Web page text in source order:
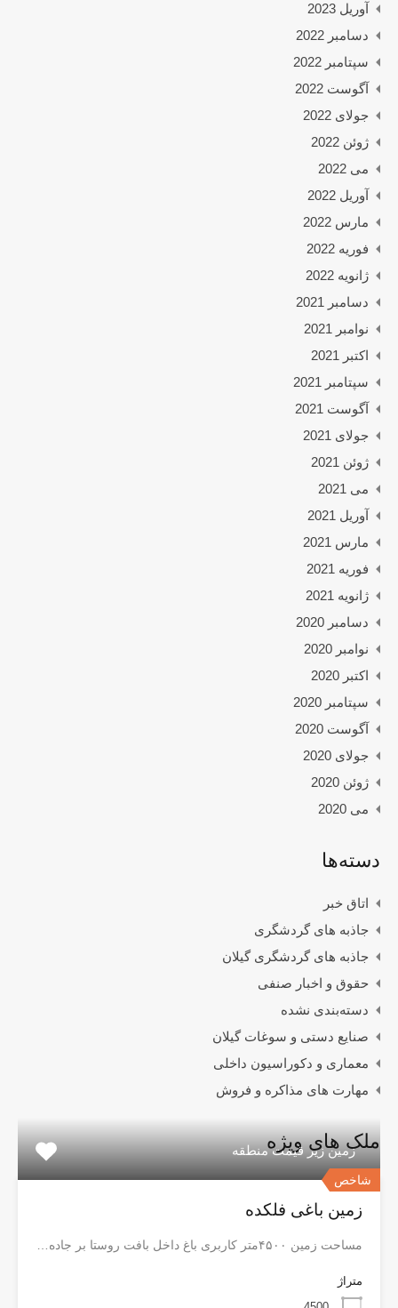
آوریل 2023
دسامبر 2022
سپتامبر 2022
آگوست 2022
جولای 2022
ژوئن 2022
می 2022
آوریل 2022
مارس 2022
فوریه 2022
ژانویه 2022
دسامبر 2021
نوامبر 2021
اکتبر 2021
سپتامبر 2021
آگوست 2021
جولای 2021
ژوئن 2021
می 2021
آوریل 2021
مارس 2021
فوریه 2021
ژانویه 2021
دسامبر 2020
نوامبر 2020
اکتبر 2020
سپتامبر 2020
آگوست 2020
جولای 2020
ژوئن 2020
می 2020
دسته‌ها
اتاق خبر
جاذبه های گردشگری
جاذبه های گردشگری گیلان
حقوق و اخبار صنفی
دسته‌بندی نشده
صنایع دستی و سوغات گیلان
معماری و دکوراسیون داخلی
مهارت های مذاکره و فروش
ملک های ویژه
شاخص
زمین زیر قیمت منطقه
زمین باغی فلکده
مساحت زمین ۴۵۰۰متر کاربری باغ داخل بافت روستا بر جاده…
متراژ